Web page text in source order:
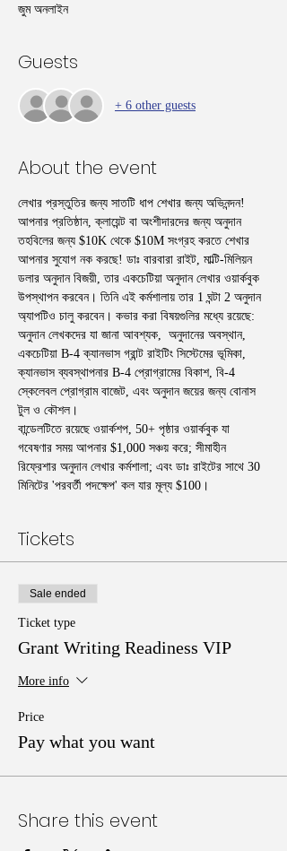
জুম অনলাইন
Guests
+ 6 other guests
About the event
লেখার প্রস্তুতির জন্য সাতটি ধাপ শেখার জন্য অভিনন্দন!
আপনার প্রতিষ্ঠান, ক্লায়েন্ট বা অংশীদারদের জন্য অনুদান
তহবিলের জন্য $10K থেকে $10M সংগ্রহ করতে শেখার
আপনার সুযোগ নক করছে! ডাঃ বারবারা রাইট, মাল্টি-মিলিয়ন
ডলার অনুদান বিজয়ী, তার একচেটিয়া অনুদান লেখার ওয়ার্কবুক
উপস্থাপন করবেন। তিনি এই কর্মশালায় তার 1 ঘন্টা 2 অনুদান
অ্যাপটিও চালু করবেন। কভার করা বিষয়গুলির মধ্যে রয়েছে:
অনুদান লেখকদের যা জানা আবশ্যক,  অনুদানের অবস্থান,
একচেটিয়া B-4 ক্যানভাস গ্রান্ট রাইটিং সিস্টেমের ভূমিকা,
ক্যানভাস ব্যবস্থাপনার B-4 প্রোগ্রামের বিকাশ, বি-4
স্কেলেবল প্রোগ্রাম বাজেট, এবং অনুদান জয়ের জন্য বোনাস
টুল ও কৌশল।
বান্ডেলটিতে রয়েছে ওয়ার্কশপ, 50+ পৃষ্ঠার ওয়ার্কবুক যা
গবেষণার সময় আপনার $1,000 সঞ্চয় করে; সীমাহীন
রিফ্রেশার অনুদান লেখার কর্মশালা; এবং ডাঃ রাইটের সাথে 30
মিনিটের 'পরবর্তী পদক্ষেপ' কল যার মূল্য $100।
Tickets
Sale ended
Ticket type
Grant Writing Readiness VIP
More info
Price
Pay what you want
Share this event